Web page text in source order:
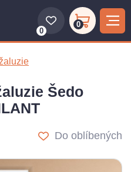
0
0
Šedo
Do oblíbených